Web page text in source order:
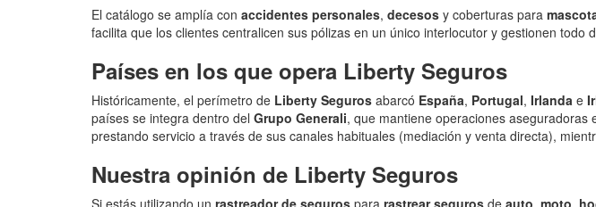
El catálogo se amplía con accidentes personales, decesos y coberturas para
facilita que los clientes centralicen sus pólizas en un único interlocutor y gestionen todo
Países en los que opera Liberty Seguros
Históricamente, el perímetro de Liberty Seguros abarcó España, Portugal, Irlanda e
países se integra dentro del Grupo Generali, que mantiene operaciones aseguradoras
prestando servicio a través de sus canales habituales (mediación y venta directa),
Nuestra opinión de Liberty Seguros
Si estás utilizando un rastreador de seguros para rastrear seguros de auto moto